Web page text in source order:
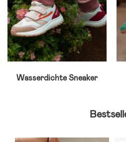
Wasserdichte Sneaker